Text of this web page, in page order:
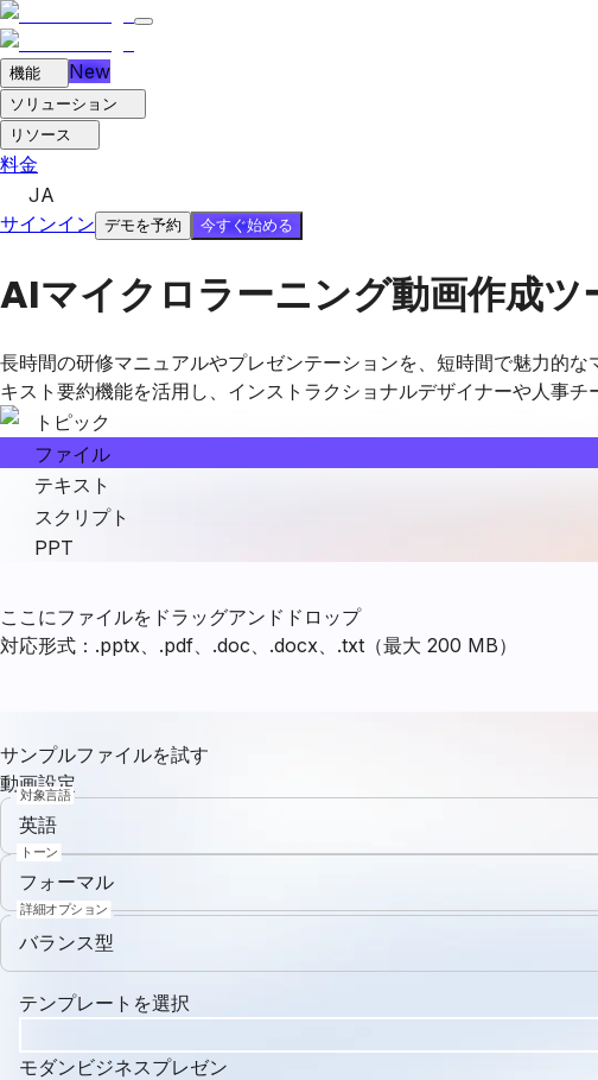
機能 New
ソリューション
リソース
料金
JA
サインイン デモを予約 今すぐ始める
AIマイクロラーニング動画作成ツ
長時間の研修マニュアルやプレゼンテーションを、短時間で魅力的
キスト要約機能を活用し、インストラクショナルデザイナーや人事チ
トピック
ファイル
テキスト
スクリプト
PPT
ここにファイルをドラッグアンドドロップ
対応形式：.pptx、.pdf、.doc、.docx、.txt（最大 200 MB）
サンプルファイルを試す
動画設定
対象言語
英語
トーン
フォーマル
詳細オプション
バランス型
テンプレートを選択
モダンビジネスプレゼン